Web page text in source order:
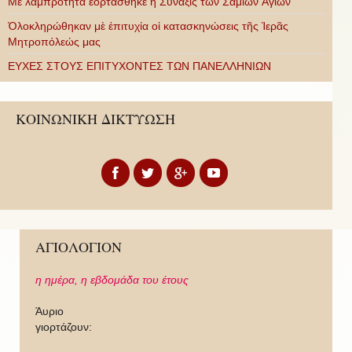
Ὁλοκληρώθηκαν μὲ ἐπιτυχία οἱ κατασκηνώσεις τῆς Ἱερᾶς
Μητροπόλεώς μας
ΕΥΧΕΣ ΣΤΟΥΣ ΕΠΙΤΥΧΟΝΤΕΣ ΤΩΝ ΠΑΝΕΛΛΗΝΙΩΝ
ΚΟΙΝΩΝΙΚΗ ΔΙΚΤΥΩΣΗ
ΑΓΙΟΛΟΓΙΟΝ
η ημέρα, η εβδομάδα του έτους
Άυριο
γιορτάζουν: